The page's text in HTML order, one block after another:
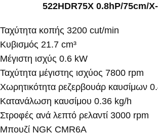
522HDR75Χ 0.8hP/75cm/
Ταχύτητα κοπής 3200 cut/min
Κυβισμός 21.7 cm³
Μέγιστη ισχύς 0.6 kW
Ταχύτητα μέγιστης ισχύος 7800 rpm
Χωρητικότητα ρεζερβουάρ καυσίμων
Κατανάλωση καυσίμου 0.36 kg/h
Στροφές ανά λεπτό ρελαντί 3000 rpm
Μπουζί NGK CMR6A